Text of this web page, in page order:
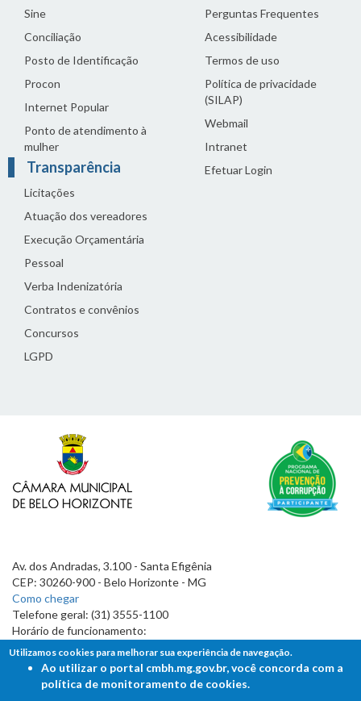
Sine
Conciliação
Posto de Identificação
Procon
Internet Popular
Ponto de atendimento à
mulher
Transparência
Licitações
Atuação dos vereadores
Execução Orçamentária
Pessoal
Verba Indenizatória
Contratos e convênios
Concursos
LGPD
Perguntas Frequentes
Acessibilidade
Termos de uso
Política de privacidade
(SILAP)
Webmail
Intranet
Efetuar Login
Av. dos Andradas, 3.100 - Santa Efigênia
CEP: 30260-900 - Belo Horizonte - MG
Como chegar
Telefone geral: (31) 3555-1100
Horário de funcionamento:
7h às 19h
Utilizamos cookies para melhorar sua experiência de navegação.
Ao utilizar o portal cmbh.mg.gov.br, você concorda com a
política de monitoramento de cookies.